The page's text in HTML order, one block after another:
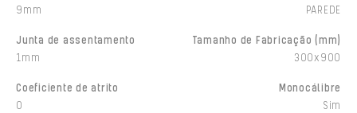
9mm
PAREDE
Junta de assentamento
1mm
Tamanho de Fabricação (mm)
300x900
Coeficiente de atrito
0
Monocálibre
Sim